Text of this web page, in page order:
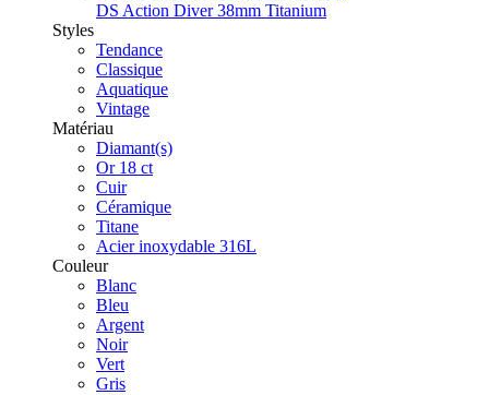
DS Action Diver 38mm Titanium
Styles
Tendance
Classique
Aquatique
Vintage
Matériau
Diamant(s)
Or 18 ct
Cuir
Céramique
Titane
Acier inoxydable 316L
Couleur
Blanc
Bleu
Argent
Noir
Vert
Gris